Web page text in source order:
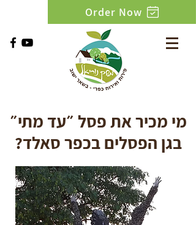
Order Now
מי מכיר את פסל ״עד מתי״
בגן הפסלים בכפר סאלד?